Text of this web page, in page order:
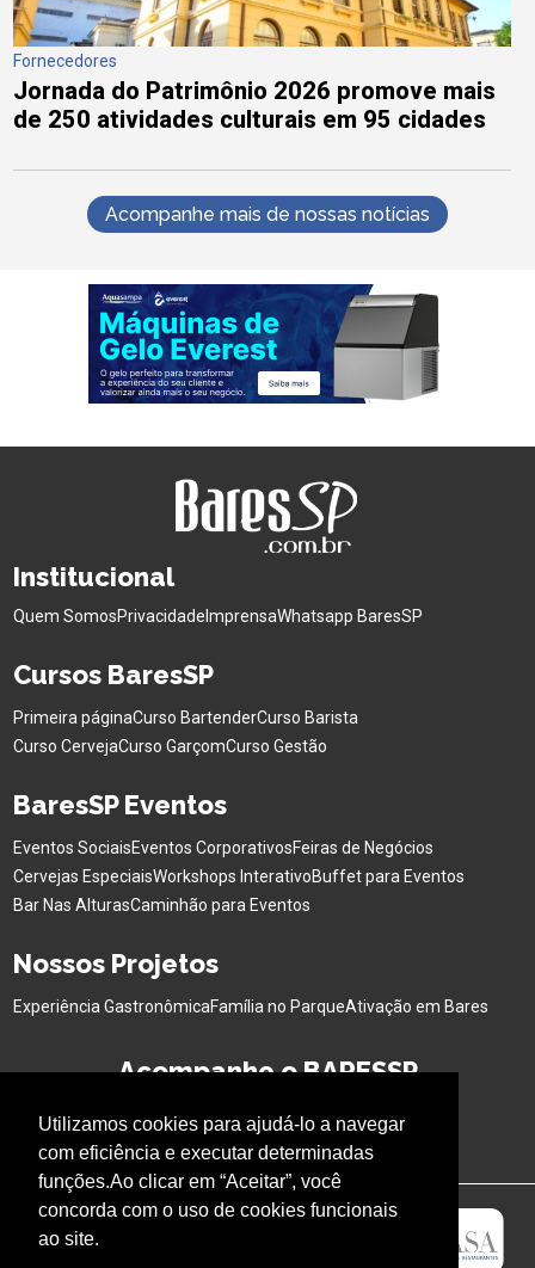
Utilizamos cookies para ajudá-lo a navegar
com eficiência e executar determinadas
funções.Ao clicar em “Aceitar”, você
concorda com o uso de cookies funcionais
ao site.
Fornecedores
Jornada do Patrimônio 2026 promove mais
de 250 atividades culturais em 95 cidades
Acompanhe mais de nossas notícias
Institucional
Quem SomosPrivacidade ImprensaWhatsapp BaresSP
Cursos BaresSP
Primeira páginaCurso BartenderCurso Barista
Curso CervejaCurso GarçomCurso Gestão
BaresSP Eventos
Eventos SociaisEventos CorporativosFeiras de Negócios
Cervejas EspeciaisWorkshops InterativoBuffet para Eventos
Bar Nas AlturasCaminhão para Eventos
Nossos Projetos
Experiência GastronômicaFamília no ParqueAtivação em Bares
Acompanhe o BARESSP